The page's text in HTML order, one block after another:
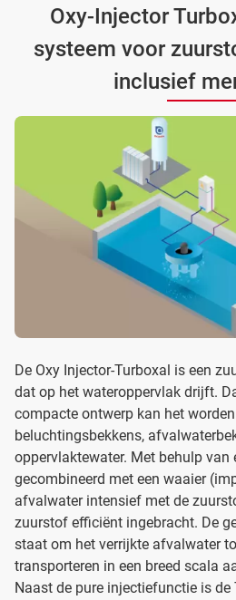
Oxy-Injector
systeem voor
inclusief
De Oxy Injector-Turboxal is een
dat op het wateroppervlak drijft.
compacte ontwerp kan het
beluchtingsbekkens,
oppervlaktewater. Met behulp van
gecombineerd met een waaier
afvalwater intensief met de
zuurstof efficiënt ingebracht. De
staat om het verrijkte afvalwater
transporteren in een breed scala
Naast de pure injectiefunctie is